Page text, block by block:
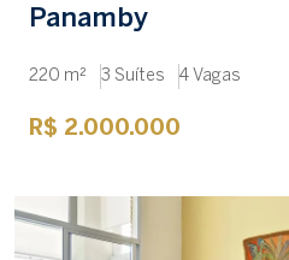
Panamby
220 m² 3 Suítes 4 Vagas
R$ 2.000.000